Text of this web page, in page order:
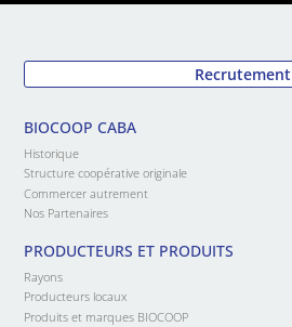
Recrutement
BIOCOOP CABA
Historique
Structure coopérative originale
Commercer autrement
Nos Partenaires
PRODUCTEURS ET PRODUITS
Rayons
Producteurs locaux
Produits et marques BIOCOOP